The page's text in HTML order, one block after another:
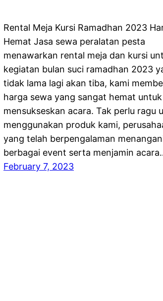
Rental Meja Kursi Ramadhan 2023
Hemat Jasa sewa peralatan pesta
menawarkan rental meja dan kursi
kegiatan bulan suci ramadhan 2023
tidak lama lagi akan tiba, kami
harga sewa yang sangat hemat untuk
mensukseskan acara. Tak perlu ragu
menggunakan produk kami,
yang telah berpengalaman
berbagai event serta menjamin
February 7, 2023